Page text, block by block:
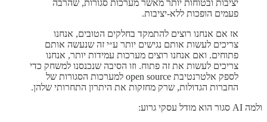
יציבות ובטוחות יותר מאשר מערכות סגורות, שהרבה
פעמים הופכות ללא-יציבות.
אז אם אנחנו רוצים להתמקד בחלקים הטובים, אנחנו
צריכים לעשות אותם נגישים יותר ע״י זה שנעשה אותם
פתוחים. ואם אנחנו רוצים מערכות עמידות יותר, אנחנו
צריכים לעשות את זה פתוח. וזו הסיבה שנכנסנו למשחק כדי
לספק אלטרנטיבת open source למערכות הסגורות של
החברות הגדולות, שרק מחזקות את היתרון התחרותי שלהן.
ולמה AI סגור הוא מודל עסקי גרוע: